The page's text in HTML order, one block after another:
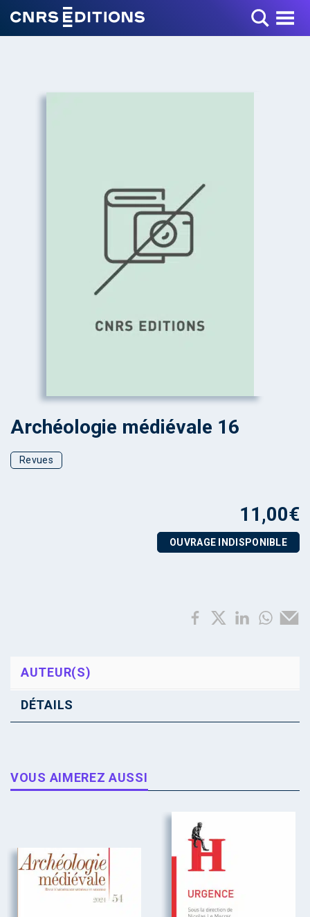
Toggle Menu
Archéologie médiévale 16
Revues
11,00€
OUVRAGE INDISPONIBLE
AUTEUR(S)
DÉTAILS
VOUS AIMEREZ AUSSI